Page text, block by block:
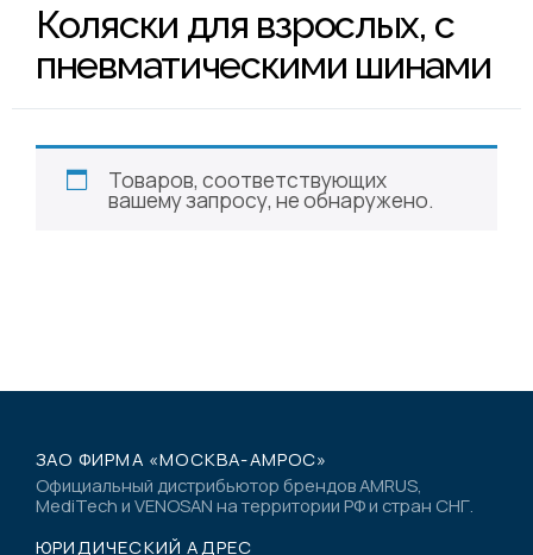
Коляски для взрослых, с
пневматическими шинами
Товаров, соответствующих
вашему запросу, не обнаружено.
ЗАО ФИРМА «МОСКВА-АМРОС»
Официальный дистрибьютор брендов AMRUS,
MediTech и VENOSAN на территории РФ и стран СНГ.
ЮРИДИЧЕСКИЙ АДРЕС